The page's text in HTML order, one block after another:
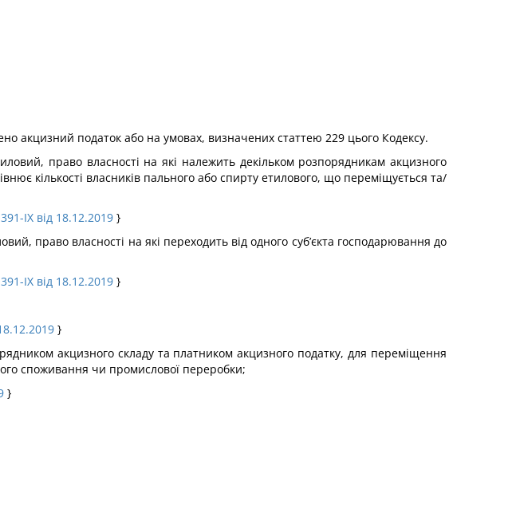
акцизний податок або на умовах, визначених статтею 229 цього Кодексу.
право власності на які належить декільком розпорядникам акцизного
кількості власників пального або спирту етилового, що переміщується та/
IX від 18.12.2019 }
право власності на які переходить від одного суб’єкта господарювання до
IX від 18.12.2019 }
}
акцизного складу та платником акцизного податку, для переміщення
споживання чи промислової переробки;
}